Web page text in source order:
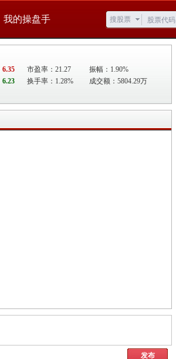
我的操盘手 搜股票
6.35 市盈率：21.27
振幅：1.90%
6.23 换手率：1.28% 成交额：5804.29万
发布